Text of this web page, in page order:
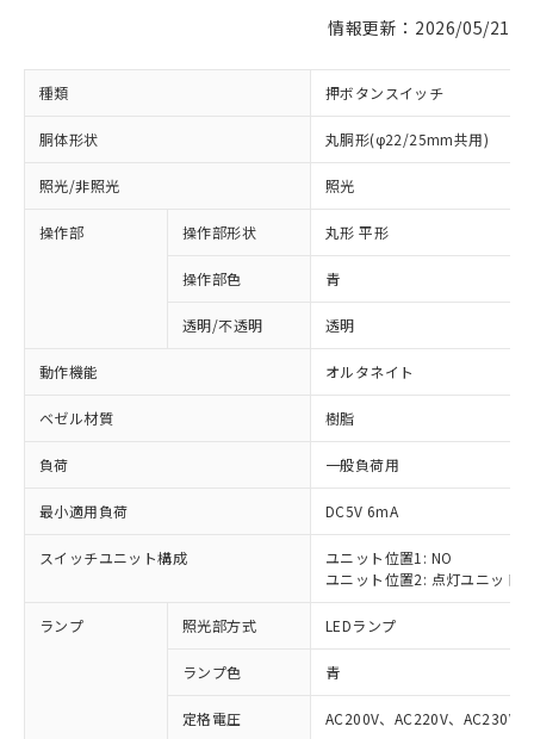
情報更新：2026/05/21
種類 押ボタンスイッチ
胴体形状 丸胴形(φ22/25mm共用)
照光/非照光 照光
操作部 操作部形状 丸形 平形
操作部色 青
透明/不透明 透明
動作機能 オルタネイト
ベゼル材質 樹脂
負荷 一般負荷用
最小適用負荷 DC5V 6mA
スイッチユニット構成
ユニット位置1: NO
ユニット位置2: 点灯ユニット
ランプ 照光部方式 LEDランプ
ランプ色 青
定格電圧 AC200V、AC220V、AC230V